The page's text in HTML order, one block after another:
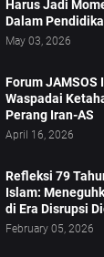
Harus Jadi
Dalam
May 03, 2026
Forum JAMSOS
Waspadai
Perang Iran-AS
April 16, 2026
Refleksi 79
Islam:
di Era Disrupsi
February 05, 2026